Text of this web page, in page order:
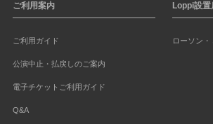
ご利用案内
ご利用ガイド
公演中止・払戻しのご案内
電子チケットご利用ガイド
Q&A
Loppi設置
ローソン